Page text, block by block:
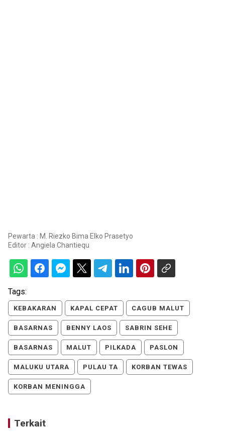
Pewarta : M. Riezko Bima Elko Prasetyo
Editor : Angiela Chantiequ
Tags:
KEBAKARAN KAPAL CEPAT CAGUB MALUT
BASARNAS BENNY LAOS SABRIN SEHE
BASARNAS MALUT PILKADA PASLON
MALUKU UTARA PULAU TA KORBAN TEWAS
KORBAN MENINGGA
Terkait